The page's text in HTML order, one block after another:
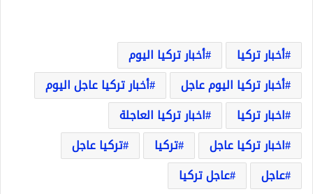
أخبار تركيا
أخبار تركيا اليوم
أخبار تركيا اليوم عاجل
أخبار تركيا عاجل اليوم
اخبار تركيا
اخبار تركيا العاجلة
اخبار تركيا عاجل
تركيا
تركيا عاجل
عاجل
عاجل تركيا